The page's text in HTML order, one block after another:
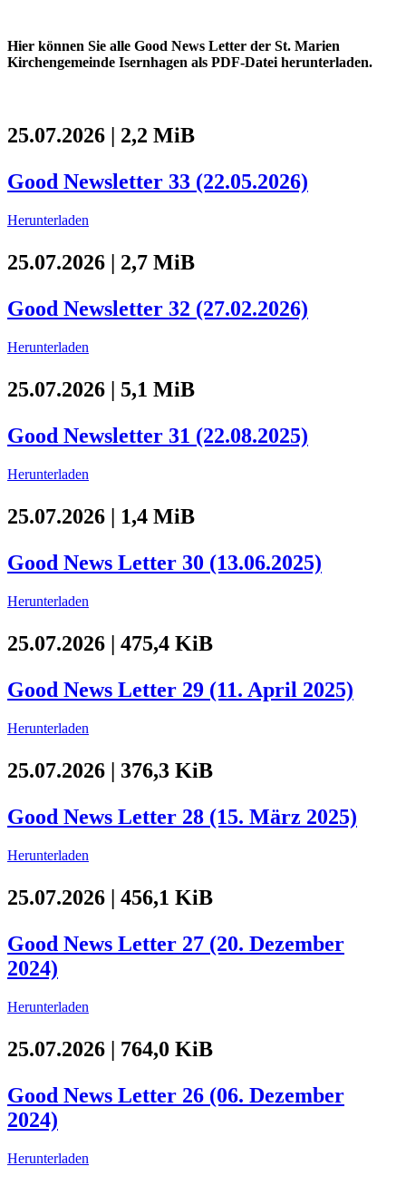
Hier können Sie alle Good News Letter der St. Marien
Kirchengemeinde Isernhagen als PDF-Datei herunterladen.
25.07.2026 | 2,2 MiB
Good Newsletter 33 (22.05.2026)
Herunterladen
25.07.2026 | 2,7 MiB
Good Newsletter 32 (27.02.2026)
Herunterladen
25.07.2026 | 5,1 MiB
Good Newsletter 31 (22.08.2025)
Herunterladen
25.07.2026 | 1,4 MiB
Good News Letter 30 (13.06.2025)
Herunterladen
25.07.2026 | 475,4 KiB
Good News Letter 29 (11. April 2025)
Herunterladen
25.07.2026 | 376,3 KiB
Good News Letter 28 (15. März 2025)
Herunterladen
25.07.2026 | 456,1 KiB
Good News Letter 27 (20. Dezember
2024)
Herunterladen
25.07.2026 | 764,0 KiB
Good News Letter 26 (06. Dezember
2024)
Herunterladen